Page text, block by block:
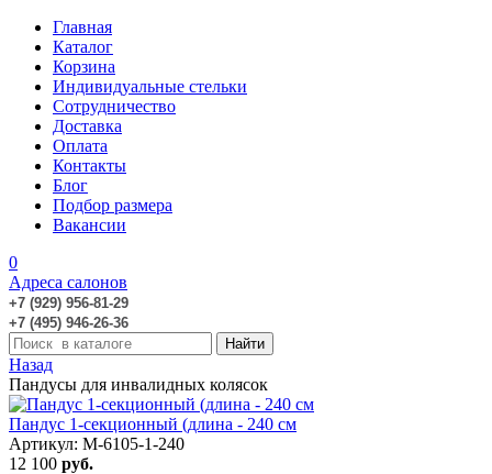
Главная
Каталог
Корзина
Индивидуальные стельки
Сотрудничество
Доставка
Оплата
Контакты
Блог
Подбор размера
Вакансии
0
Адреса салонов
+7 (929) 956-81-29
+7 (495) 946-26-36
Назад
Пандусы для инвалидных колясок
Пандус 1-секционный (длина - 240 см
Артикул: M-6105-1-240
12 100 руб.